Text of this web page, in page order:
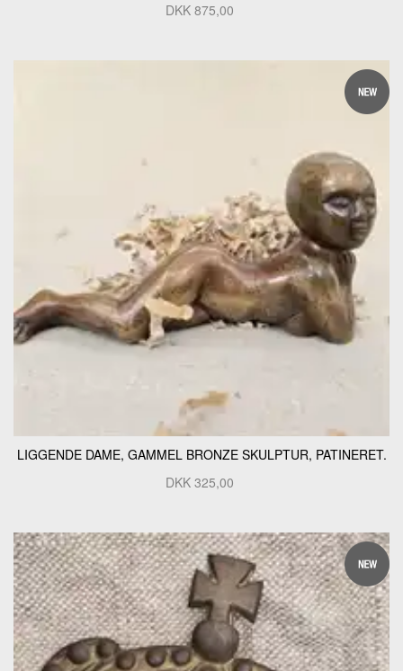
DKK 875,00
LIGGENDE DAME, GAMMEL BRONZE SKULPTUR, PATINERET.
DKK 325,00